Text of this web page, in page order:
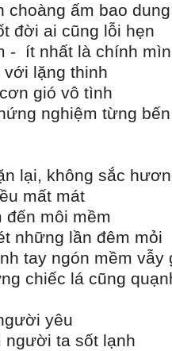
choàng ấm bao dung
đời ai cũng lỗi hẹn
- ít nhất là chính
lặng thinh
gió vô tình
nghiệm từng
lại, không sắc
mất mát
đến môi mềm
những lần đêm mỏi
tay ngón mềm vẫy
chiếc lá cũng
yêu
người ta sốt lạnh